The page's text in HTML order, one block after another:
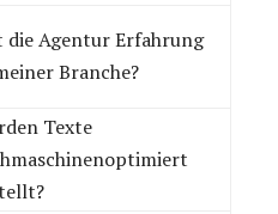
die Agentur Erfahrung
Branche?
Texte